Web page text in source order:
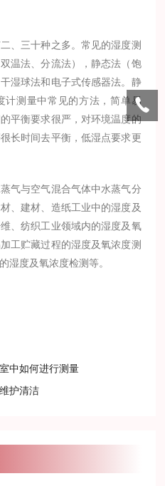
三十种之多。常见的湿度测
温法、分流法），静态法（饱
湿球法和电子式传感器法。静
计测量中常见的方法，简单易
平衡要求很严，对环境温度的
长时间去平衡，低湿点要求更
与空气混合气体中水蒸气分
、建材、造纸工业中的湿度及
、纺织工业领域内的湿度及氧
工贮藏过程的湿度及氧浓度测
湿度及氧浓度检测等。
中如何进行测量
护清洁